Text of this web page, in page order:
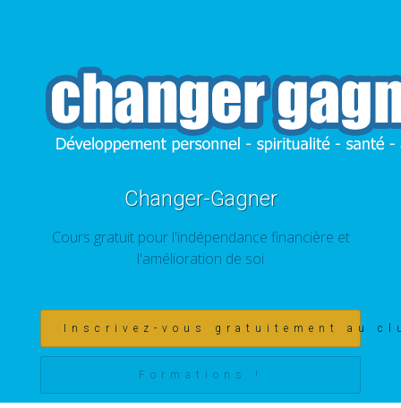
Changer-Gagner
Cours gratuit pour l'indépendance financière et
l'amélioration de soi
Inscrivez-vous gratuitement au
Formations !